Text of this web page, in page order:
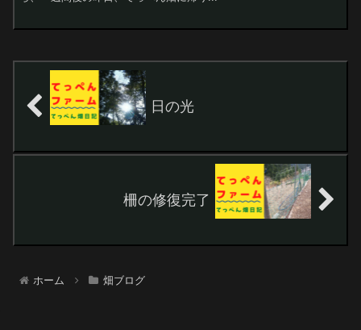
日の光
柵の修復完了
ホーム 畑ブログ